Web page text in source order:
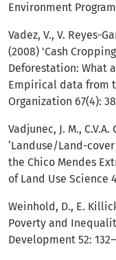
Environment
Vadez, V., V. Reyes-
(2008) 'Cash
Deforestation: What
Empirical data from
Organization 67(4):
Vadjunec, J. M.,
‘Landuse/Land-
the Chico Mendes
of Land Use Science
Weinhold, D., E.
Poverty and
Development 52: